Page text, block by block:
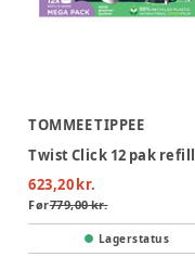
TOMMEE TIPPEE
Twist Click 12 pak refill
623,20 kr.
Før779,00 kr.
Lagerstatus